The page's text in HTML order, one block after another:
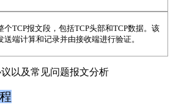
个TCP报文段，包括TCP头部和TCP数据。该
送端计算和记录并由接收端进行验证。